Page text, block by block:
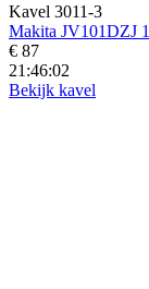
Kavel 3011-3
Makita JV101DZJ
€ 87
21:46:00
Bekijk kavel